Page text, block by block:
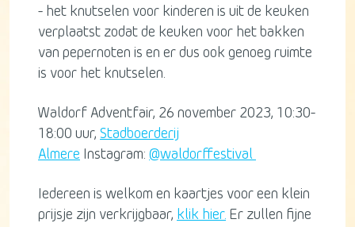
- het knutselen voor kinderen is uit de keuken
verplaatst zodat de keuken voor het bakken
van pepernoten is en er dus ook genoeg ruimte
is voor het knutselen.
Waldorf Adventfair, 26 november 2023, 10:30-
18:00 uur, Stadboerderij
Almere Instagram: @waldorffestival
Iedereen is welkom en kaartjes voor een klein
prijsje zijn verkrijgbaar, klik hier. Er zullen fijne